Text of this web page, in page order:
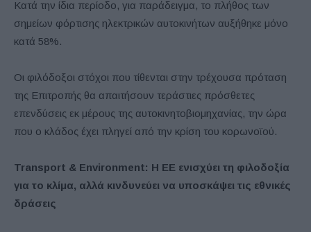
Κατά την ίδια περίοδο, για παράδειγμα, το πλήθος των
σημείων φόρτισης ηλεκτρικών αυτοκινήτων αυξήθηκε μόνο
κατά 58%.
Οι φιλόδοξοι στόχοι που τίθενται στην τρέχουσα πρόταση
της Επιτροπής θα απαιτήσουν τεράστιες πρόσθετες
επενδύσεις εκ μέρους της αυτοκινητοβιομηχανίας, την ώρα
που ο κλάδος έχει πληγεί από την κρίση του κορωνοϊού.
Transport & Environment: Η ΕΕ ενισχύει τη φιλοδοξία
για το κλίμα, αλλά κινδυνεύει να υποσκάψει τις εθνικές
δράσεις